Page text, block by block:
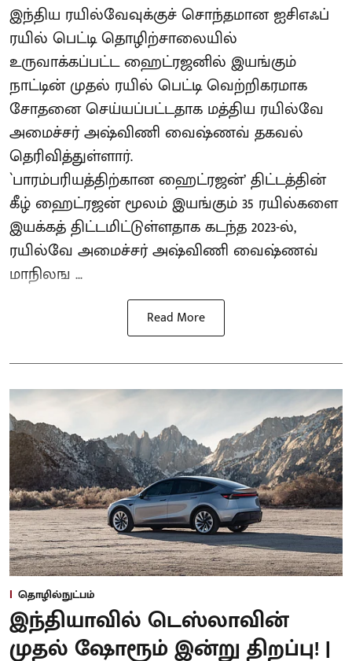
இந்திய ரயில்வேவுக்குச் சொந்தமான ஐசிஎஃப்
ரயில் பெட்டி தொழிற்சாலையில்
உருவாக்கப்பட்ட ஹைட்ரஜனில் இயங்கும்
நாட்டின் முதல் ரயில் பெட்டி வெற்றிகரமாக
சோதனை செய்யப்பட்டதாக மத்திய ரயில்வே
அமைச்சர் அஷ்விணி வைஷ்ணவ் தகவல்
தெரிவித்துள்ளார்.
`பாரம்பரியத்திற்கான ஹைட்ரஜன்’ திட்டத்தின்
கீழ் ஹைட்ரஜன் மூலம் இயங்கும் 35 ரயில்களை
இயக்கத் திட்டமிட்டுள்ளதாக கடந்த 2023-ல்,
ரயில்வே அமைச்சர் அஷ்விணி வைஷ்ணவ்
மாநிலங ...
Read More
தொழில்நுட்பம்
இந்தியாவில் டெஸ்லாவின்
முதல் ஷோரூம் இன்று திறப்பு! |